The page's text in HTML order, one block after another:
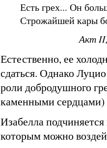
Есть грех... Он
Строжайшей кары
Акт
Естественно, ее
сдаться. Однако
роли добродушного
каменными
Изабелла
которым можно